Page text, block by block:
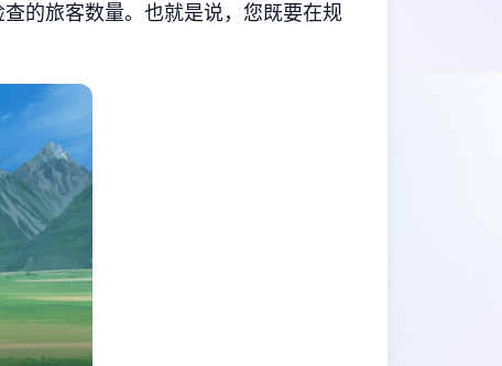
的旅客数量。也就是说，您既要在规